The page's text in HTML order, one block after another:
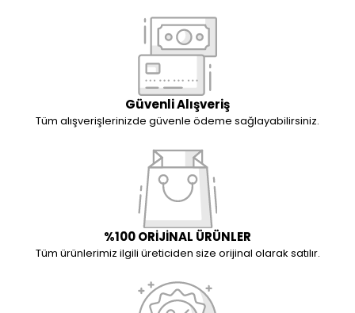
Güvenli Alışveriş
Tüm alışverişlerinizde güvenle ödeme sağlayabilirsiniz.
%100 ORİJİNAL ÜRÜNLER
Tüm ürünlerimiz ilgili üreticiden size orijinal olarak satılır.